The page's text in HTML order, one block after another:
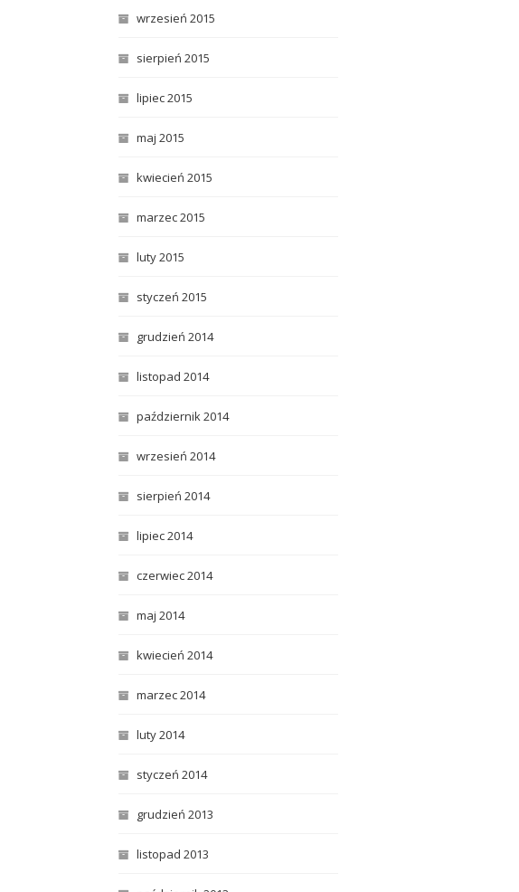
wrzesień 2015
sierpień 2015
lipiec 2015
maj 2015
kwiecień 2015
marzec 2015
luty 2015
styczeń 2015
grudzień 2014
listopad 2014
październik 2014
wrzesień 2014
sierpień 2014
lipiec 2014
czerwiec 2014
maj 2014
kwiecień 2014
marzec 2014
luty 2014
styczeń 2014
grudzień 2013
listopad 2013